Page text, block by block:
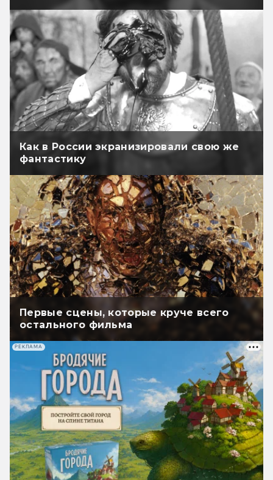
Как в России экранизировали свою же
фантастику
Первые сцены, которые круче всего
остального фильма
РЕКЛАМА